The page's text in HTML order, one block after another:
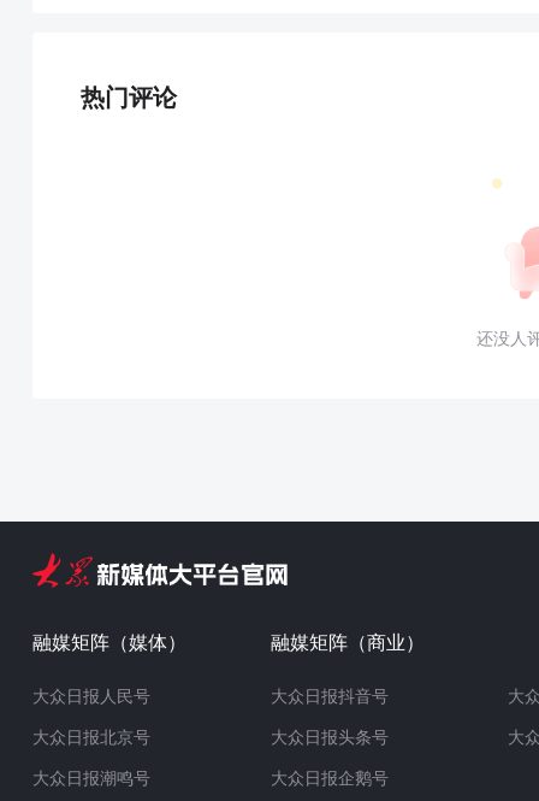
热门评论
还没人
融媒矩阵（媒体）
大众日报人民号
大众日报北京号
大众日报潮鸣号
融媒矩阵（商业）
大众日报抖音号
大众日报头条号
大众日报企鹅号
大
大